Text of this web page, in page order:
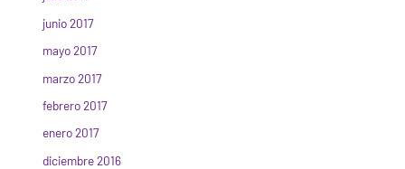
junio 2017
mayo 2017
marzo 2017
febrero 2017
enero 2017
diciembre 2016